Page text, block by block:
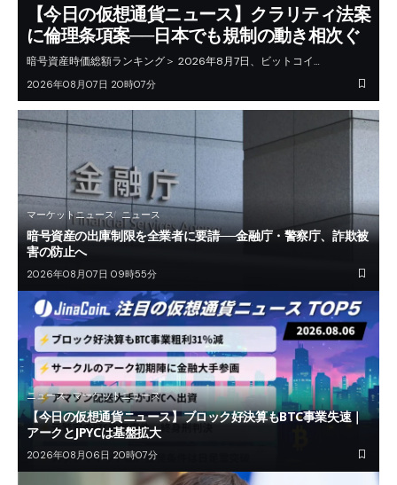
【今日の仮想通貨ニュース】クラリティ法案
に倫理条項案──日本でも規制の動き相次ぐ
暗号資産時価総額ランキング＞ 2026年8月7日、ビットコイ…
2026年08月07日 20時07分
マーケットニュース ニュース
暗号資産の出庫制限を全業者に要請──金融庁・警察庁、詐欺被
害の防止へ
2026年08月07日 09時55分
ニュース マーケットニュース
【今日の仮想通貨ニュース】ブロック好決算もBTC事業失速｜
アークとJPYCは基盤拡大
2026年08月06日 20時07分